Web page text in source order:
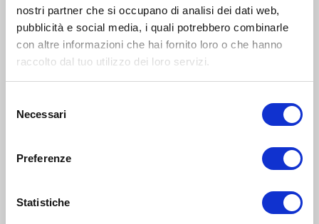
nostri partner che si occupano di analisi dei dati web,
pubblicità e social media, i quali potrebbero combinarle
con altre informazioni che hai fornito loro o che hanno
raccolto dal tuo utilizzo dei loro servizi.
delNecessari
Preferenze
Statistiche
Dreamers
MUSEO
anni
13
Zona 1 - Centro storico
Alla Casa Museo Bagatti Valsecchi: Hidden Evidence
11-15
anni